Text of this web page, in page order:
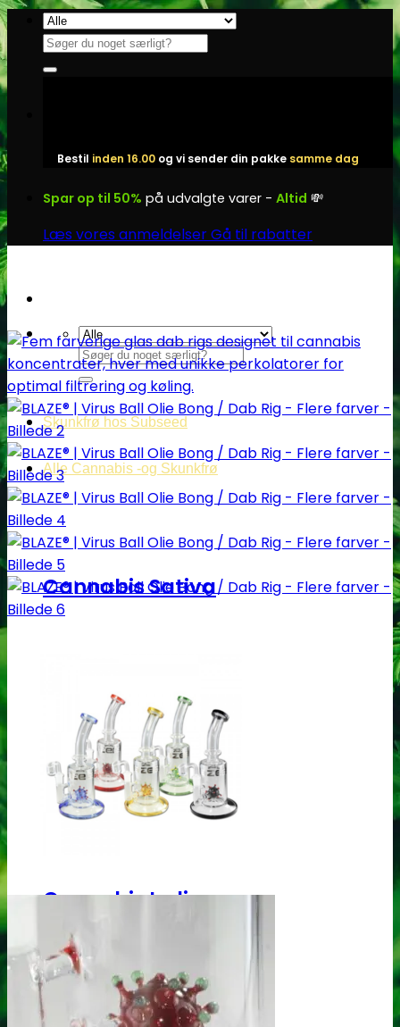
Fortsæt
indhold
Søg
efter:
Bestil inden 16.00 og vi sender din pakke samme dag
Spar op til 50% på udvalgte varer - Altid 💸
Læs vores anmeldelserGå til rabatter
Søg
efter:
Skunkfrø hos Subseed
Alle Cannabis -og Skunkfrø
Cannabis Sativa
Hurtigblomstrende Sativa
Diverse Cannabis Sativa frø
Billige Cannabis Sativa frø
Top 10 Cannabis Sativa
Cannabis Indica
Feminiseret Cannabis Indica
Cannabis Indica Hybrider
Autoblomstrende Cannabis Indica
Hurtigblomstrende Indica